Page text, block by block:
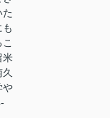
米
や